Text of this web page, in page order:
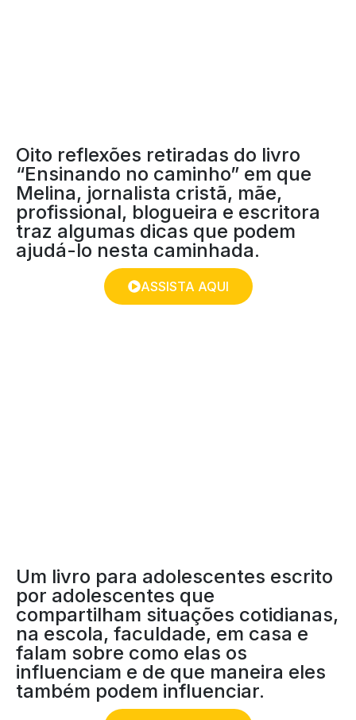
Oito reflexões retiradas do livro
“Ensinando no caminho” em que
Melina, jornalista cristã, mãe,
profissional, blogueira e escritora
traz algumas dicas que podem
ajudá-lo nesta caminhada.
ASSISTA AQUI
Um livro para adolescentes escrito
por adolescentes que
compartilham situações cotidianas,
na escola, faculdade, em casa e
falam sobre como elas os
influenciam e de que maneira eles
também podem influenciar.